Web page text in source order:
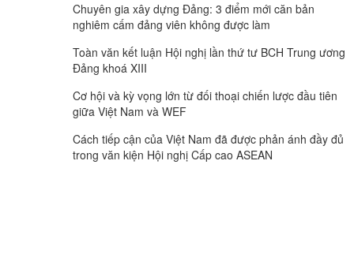
Chuyên gia xây dựng Đảng: 3 điểm mới căn bản
nghiêm cấm đảng viên không được làm
Toàn văn kết luận Hội nghị lần thứ tư BCH Trung ương
Đảng khoá XIII
Cơ hội và kỳ vọng lớn từ đối thoại chiến lược đầu tiên
giữa Việt Nam và WEF
Cách tiếp cận của Việt Nam đã được phản ánh đầy đủ
trong văn kiện Hội nghị Cấp cao ASEAN